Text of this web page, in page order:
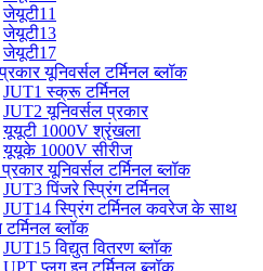
जेयूटी11
जेयूटी13
जेयूटी17
यूनिवर्सल टर्मिनल ब्लॉक
JUT1 स्क्रू टर्मिनल
JUT2 यूनिवर्सल प्रकार
यूयूटी 1000V श्रृंखला
यूयूके 1000V सीरीज
यूनिवर्सल टर्मिनल ब्लॉक
JUT3 पिंजरे स्प्रिंग टर्मिनल
JUT14 स्प्रिंग टर्मिनल कवरेज के साथ
ब्लॉक
JUT15 विद्युत वितरण ब्लॉक
UPT प्लग इन टर्मिनल ब्लॉक